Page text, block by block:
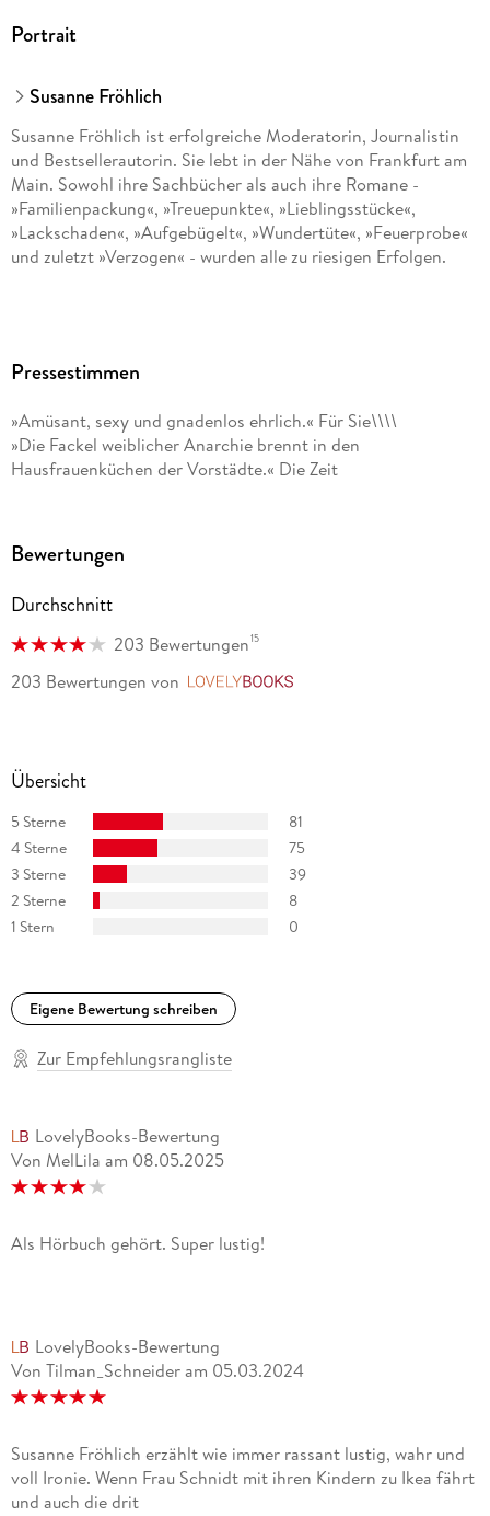
Portrait
Susanne Fröhlich
Susanne Fröhlich ist erfolgreiche Moderatorin, Journalistin
und Bestsellerautorin. Sie lebt in der Nähe von Frankfurt am
Main. Sowohl ihre Sachbücher als auch ihre Romane -
»Familienpackung«, »Treuepunkte«, »Lieblingsstücke«,
»Lackschaden«, »Aufgebügelt«, »Wundertüte«, »Feuerprobe«
und zuletzt »Verzogen« - wurden alle zu riesigen Erfolgen.
Pressestimmen
»Amüsant, sexy und gnadenlos ehrlich.« Für Sie\\\\
»Die Fackel weiblicher Anarchie brennt in den
Hausfrauenküchen der Vorstädte.« Die Zeit
Bewertungen
Durchschnitt
203 Bewertungen15
203 Bewertungen von
Übersicht
5 Sterne
81
4 Sterne
75
3 Sterne
39
2 Sterne
8
1 Stern
0
Eigene Bewertung schreiben
Zur Empfehlungsrangliste
LovelyBooks-Bewertung
Von MelLila am 08.05.2025
Als Hörbuch gehört. Super lustig!
LovelyBooks-Bewertung
Von Tilman_Schneider am 05.03.2024
Susanne Fröhlich erzählt wie immer rassant lustig, wahr und
voll Ironie. Wenn Frau Schnidt mit ihren Kindern zu Ikea fährt
und auch die drit